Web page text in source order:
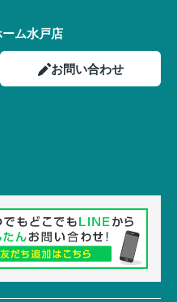
ム水戸店
お問い合わせ